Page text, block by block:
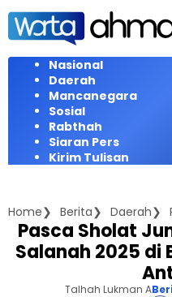
Langsung
konten
Nasional
Daerah
Mancanegara
Sosial
Rabthah
Siaran Pers
Kirim Tulisan
Home Berita Daerah
Pasca Sholat
Salanah 2025 di
Talhah Lukman A